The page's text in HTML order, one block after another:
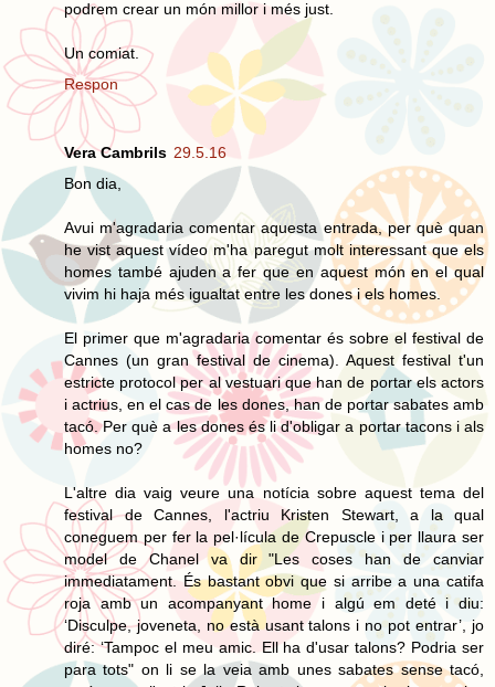
podrem crear un món millor i més just.
Un comiat.
Respon
Vera Cambrils 29.5.16
Bon dia,
Avui m'agradaria comentar aquesta entrada, per què quan
he vist aquest vídeo m'ha paregut molt interessant que els
homes també ajuden a fer que en aquest món en el qual
vivim hi haja més igualtat entre les dones i els homes.
El primer que m'agradaria comentar és sobre el festival de
Cannes (un gran festival de cinema). Aquest festival t'un
estricte protocol per al vestuari que han de portar els actors
i actrius, en el cas de les dones, han de portar sabates amb
tacó. Per què a les dones és li d'obligar a portar tacons i als
homes no?
L'altre dia vaig veure una notícia sobre aquest tema del
festival de Cannes, l'actriu Kristen Stewart, a la qual
coneguem per fer la pel·lícula de Crepuscle i per llaura ser
model de Chanel va dir "Les coses han de canviar
immediatament. És bastant obvi que si arribe a una catifa
roja amb un acompanyant home i algú em deté i diu:
‘Disculpe, joveneta, no està usant talons i no pot entrar’, jo
diré: ‘Tampoc el meu amic. Ell ha d'usar talons? Podria ser
para tots" on li se la veia amb unes sabates sense tacó,